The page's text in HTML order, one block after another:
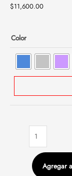
$11,600.00
Color
Agregar